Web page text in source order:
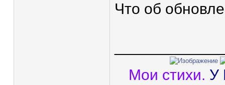
Что об
Мои стихи. У